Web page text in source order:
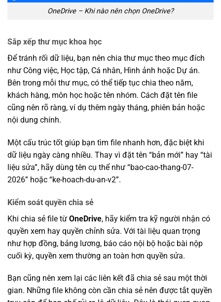
OneDrive – Khi nào nên chọn OneDrive?
Sắp xếp thư mục khoa học
Để tránh rối dữ liệu, bạn nên chia thư mục theo mục đích
như Công việc, Học tập, Cá nhân, Hình ảnh hoặc Dự án.
Bên trong mỗi thư mục, có thể tiếp tục chia theo năm,
khách hàng, môn học hoặc tên nhóm. Cách đặt tên file
cũng nên rõ ràng, ví dụ thêm ngày tháng, phiên bản hoặc
nội dung chính.
Một cấu trúc tốt giúp bạn tìm file nhanh hơn, đặc biệt khi
dữ liệu ngày càng nhiều. Thay vì đặt tên “bản mới” hay “tài
liệu sửa”, hãy dùng tên cụ thể như “bao-cao-thang-07-
2026” hoặc “ke-hoach-du-an-v2”.
Kiểm soát quyền chia sẻ
Khi chia sẻ file từ OneDrive, hãy kiểm tra kỹ người nhận có
quyền xem hay quyền chỉnh sửa. Với tài liệu quan trọng
như hợp đồng, bảng lương, báo cáo nội bộ hoặc bài nộp
cuối kỳ, quyền xem thường an toàn hơn quyền sửa.
Bạn cũng nên xem lại các liên kết đã chia sẻ sau một thời
gian. Những file không còn cần chia sẻ nên được tắt quyền